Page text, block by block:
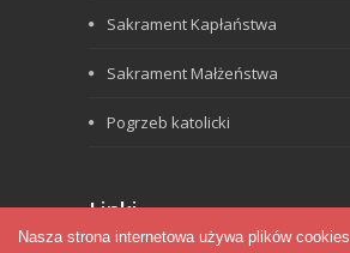
Sakrament Kapłaństwa
Sakrament Małżeństwa
Pogrzeb katolicki
Linki
Nasza strona internetowa używa plików cookies